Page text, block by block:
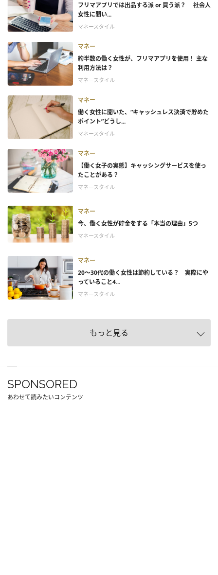
フリマアプリでは出品する派 or 買う派？ 社会人
女性に聞い...
マネースタイル
マネー
約半数の働く女性が、フリマアプリを使用！ 主な
利用方法は？
マネースタイル
マネー
働く女性に聞いた、“キャッシュレス決済で貯めた
ポイント”どうし...
マネースタイル
マネー
【働く女子の実態】キャッシングサービスを使っ
たことがある？
マネースタイル
マネー
今、働く女性が貯金をする「本当の理由」5つ
マネースタイル
マネー
20～30代の働く女性は節約している？ 実際にや
っていること4...
マネースタイル
もっと見る
SPONSORED
あわせて読みたいコンテンツ